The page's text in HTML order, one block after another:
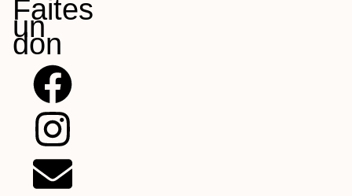
Faites
un
don
F
a
c
I
n
s
E
n
v